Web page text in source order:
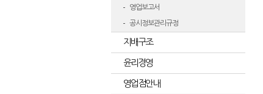
영업보고서
공시정보관리규정
지배구조
윤리경영
영업점안내